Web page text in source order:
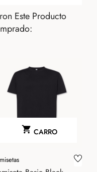
Este Producto
 CARRO